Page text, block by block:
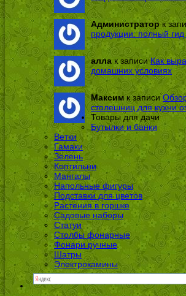
Администраторк
продукции: полный
алла к записиКак
домашних условиях
Максимк записи
столешниц для кухни
Товары для дачи
Бутылки и банки
Ветки
Гамаки
Зелень
Коптильни
Мангалы
Напольные фигуры
Подставки для цветов
Растения в горшке
Садовые наборы
Статуи
Столбы фонарные
Фонари ручные
Шатры
Электрокамины